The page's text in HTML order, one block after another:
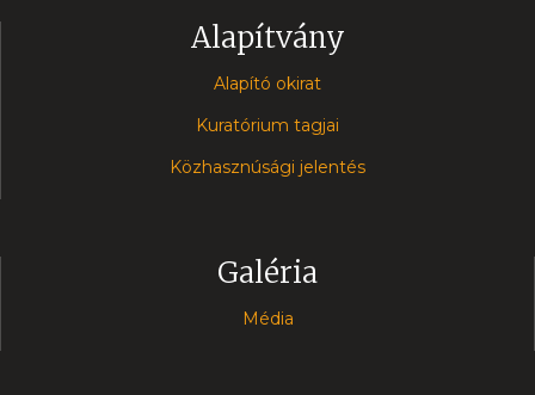
Alapítvány
Alapító okirat
Kuratórium tagjai
Közhasznúsági jelentés
Galéria
Média